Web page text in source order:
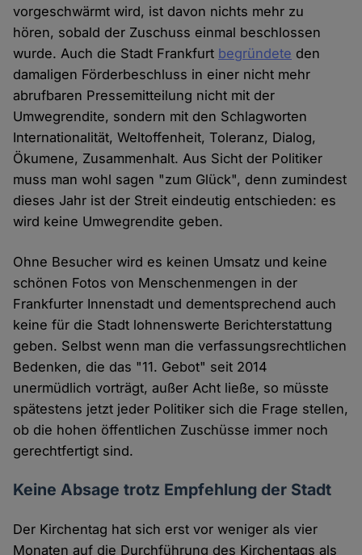
vorgeschwärmt wird, ist davon nichts mehr zu
hören, sobald der Zuschuss einmal beschlossen
wurde. Auch die Stadt Frankfurt begründete den
damaligen Förderbeschluss in einer nicht mehr
abrufbaren Pressemitteilung nicht mit der
Umwegrendite, sondern mit den Schlagworten
Internationalität, Weltoffenheit, Toleranz, Dialog,
Ökumene, Zusammenhalt. Aus Sicht der Politiker
muss man wohl sagen "zum Glück", denn zumindest
dieses Jahr ist der Streit eindeutig entschieden: es
wird keine Umwegrendite geben.
Ohne Besucher wird es keinen Umsatz und keine
schönen Fotos von Menschenmengen in der
Frankfurter Innenstadt und dementsprechend auch
keine für die Stadt lohnenswerte Berichterstattung
geben. Selbst wenn man die verfassungsrechtlichen
Bedenken, die das "11. Gebot" seit 2014
unermüdlich vorträgt, außer Acht ließe, so müsste
spätestens jetzt jeder Politiker sich die Frage stellen,
ob die hohen öffentlichen Zuschüsse immer noch
gerechtfertigt sind.
Keine Absage trotz Empfehlung der Stadt
Der Kirchentag hat sich erst vor weniger als vier
Monaten auf die Durchführung des Kirchentags als